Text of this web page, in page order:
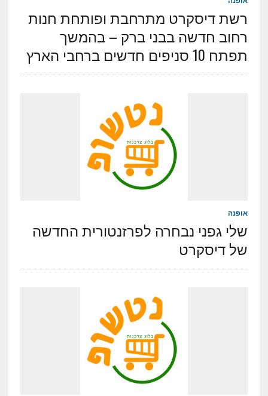
רשת דיסקרט מתרחבת ופותחת חנות
רחוב חדשה בבני ברק – בהמשך
תפתח 10 סניפים חדשים ברחבי הארץ
אופנה
שלי גפני נבחרה לפרזנטורית החדשה
של דיסקרט